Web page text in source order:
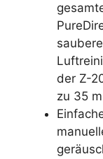
der Z-
zu 35